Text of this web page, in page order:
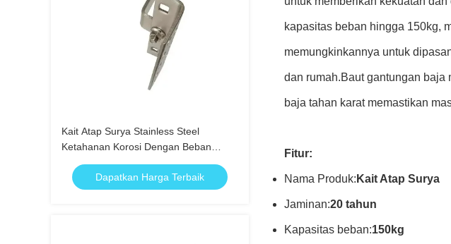
Kait Atap Surya Stainless Steel
Ketahanan Korosi Dengan Beban
Angin 60m/S
Dapatkan Harga Terbaik
kapasitas beban hingga 150kg,
memungkinkannya untuk
dan rumah.Baut gantungan baja
baja tahan karat memastikan
Fitur:
Nama Produk: Kait Atap Surya
Jaminan:20 tahun
Kapasitas beban:150kg